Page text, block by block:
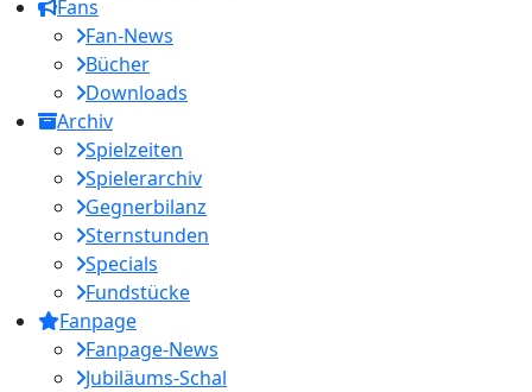
Fans
Fan-News
Bücher
Downloads
Archiv
Spielzeiten
Spielerarchiv
Gegnerbilanz
Sternstunden
Specials
Fundstücke
Fanpage
Fanpage-News
Jubiläums-Schal